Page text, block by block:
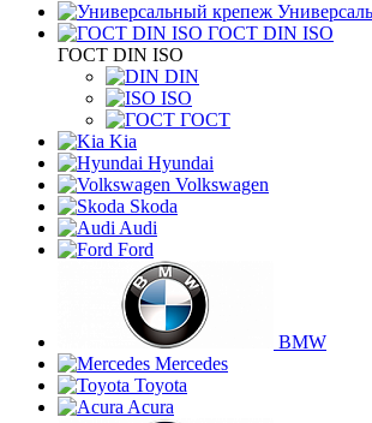
ГОСТ DIN ISO
ГОСТ DIN ISO
DIN
ISO
ГОСТ
Kia
Hyundai
Volkswagen
Skoda
Audi
Ford
BMW
Mercedes
Toyota
Acura